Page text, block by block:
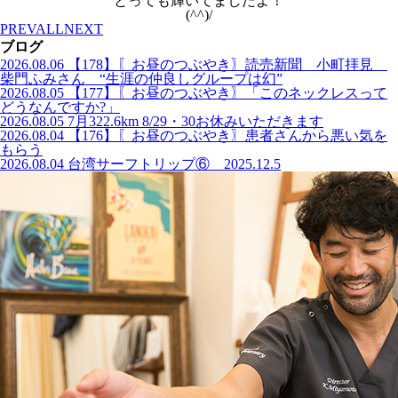
(^^)/
PREVALLNEXT
ブログ
2026.08.06
【178】〖お昼のつぶやき〗読売新聞 小町拝見
柴門ふみさん “生涯の仲良しグループは幻”
2026.08.05
【177】〖お昼のつぶやき〗「このネックレスって
どうなんですか?」
2026.08.05 7月322.6km 8/29・30お休みいただきます
2026.08.04
【176】〖お昼のつぶやき〗患者さんから悪い気を
もらう
2026.08.04 台湾サーフトリップ⑥ 2025.12.5